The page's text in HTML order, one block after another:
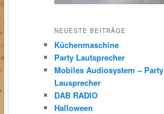
NEUESTE BEITRÄGE
Küchenmaschine
Party Lautsprecher
Mobiles Audiosystem – Party
Lausprecher
DAB RADIO
Halloween